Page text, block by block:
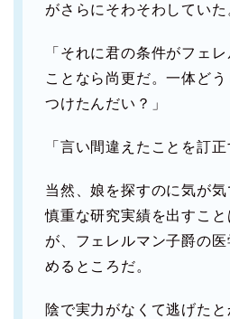
がさらにそわそわしていた
「それに君の条件がフェ
ことなら尚更だ。一体ど
つけたんだい？」
「言い間違えたことを訂正
当然、娘を探すのに気が気
慎重な研究実績を出すこと
が、フェレルマン子爵の
めるところだ。
陰で実力がなくて逃げた